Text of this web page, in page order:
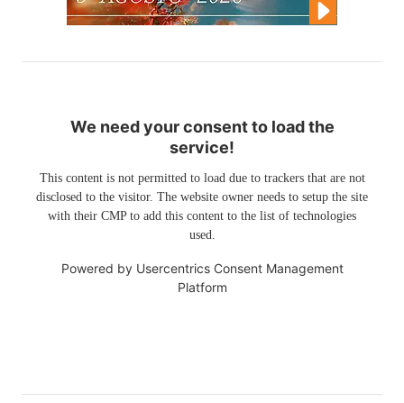
We need your consent to load the
service!
This content is not permitted to load due to trackers that are not
disclosed to the visitor. The website owner needs to setup the site
with their CMP to add this content to the list of technologies
used.
Powered by Usercentrics Consent Management
Platform